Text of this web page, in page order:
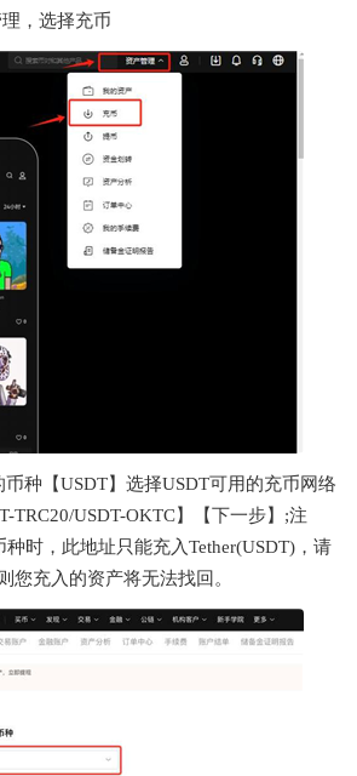
，选择充币
种【USDT】选择USDT可用的充币网络
TRC20/USDT-OKTC】【下一步】;注
时，此地址只能充入Tether(USDT)，请
您充入的资产将无法找回。